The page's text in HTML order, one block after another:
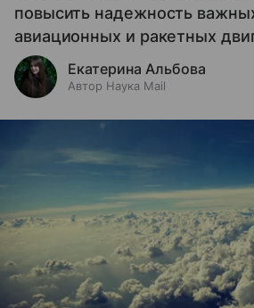
повысить надежность
авиационных и ракетных
Екатерина Альбова
Автор Наука Mail